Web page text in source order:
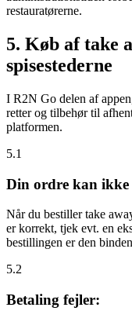
restauratørerne.
5. Køb af take
spisestederne
I R2N Go delen af
retter og tilbehør til
platformen.
5.1
Din ordre kan ikke
Når du bestiller take
er korrekt, tjek evt. en
bestillingen er den
5.2
Betaling fejler: